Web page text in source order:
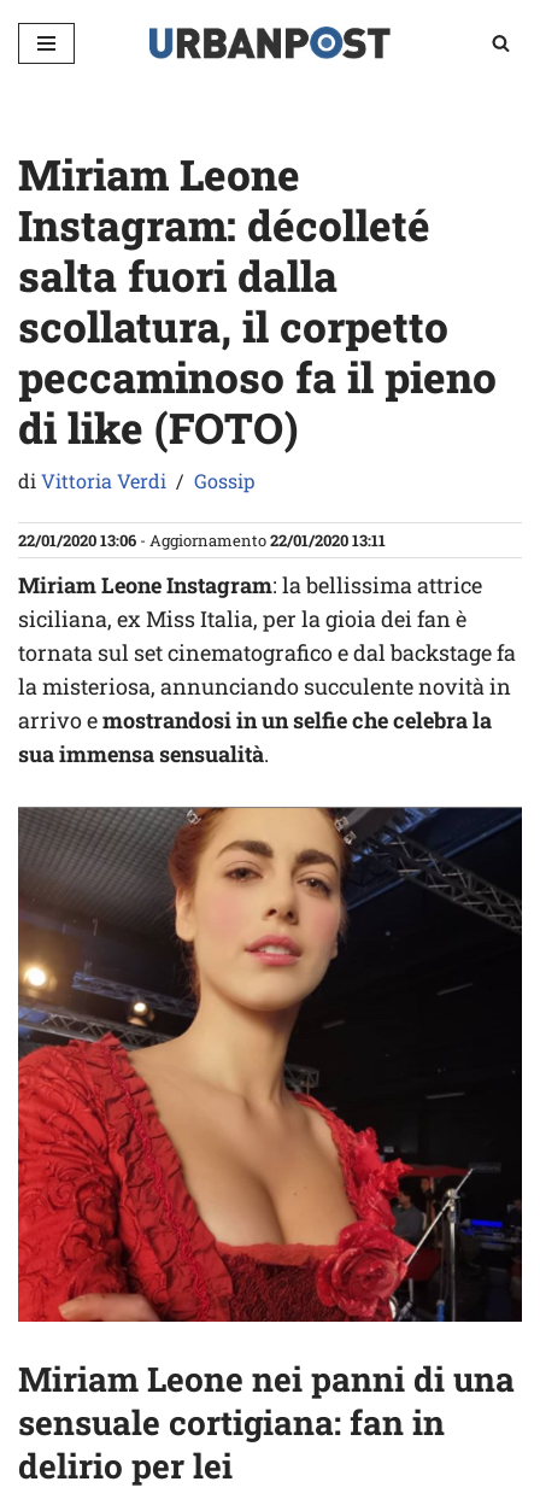
Vai
Miriam Leone
Instagram: décolleté
salta fuori dalla
scollatura, il corpetto
peccaminoso fa il pieno
di like (FOTO)
diVittoria Verdi Gossip
22/01/2020 13:06 - Aggiornamento22/01/2020 13:11
Miriam Leone Instagram: la bellissima attrice
siciliana, ex Miss Italia, per la gioia dei fan è
tornata sul set cinematografico e dal backstage fa
la misteriosa, annunciando succulente novità in
arrivo emostrandosi in un selfie che celebra la
sua immensa sensualità.
Miriam Leone nei panni di una
sensuale cortigiana: fan in
delirio per lei